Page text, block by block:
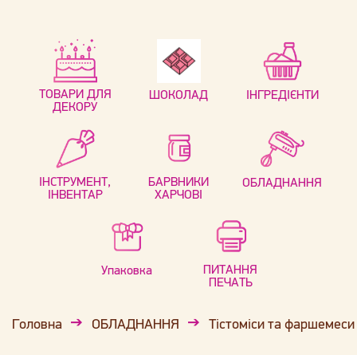
ТОВАРИ ДЛЯ
ДЕКОРУ
ШОКОЛАД ІНГРЕДІЄНТИ
ІНСТРУМЕНТ,
ІНВЕНТАР
БАРВНИКИ
ХАРЧОВІ
ОБЛАДНАННЯ
Упаковка
ПИТАННЯ
ПЕЧАТЬ
Головна ОБЛАДНАННЯ Тістоміси та фаршемеси